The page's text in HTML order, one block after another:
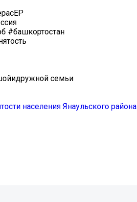
#башкортостан
семьи
населения Янаульского района